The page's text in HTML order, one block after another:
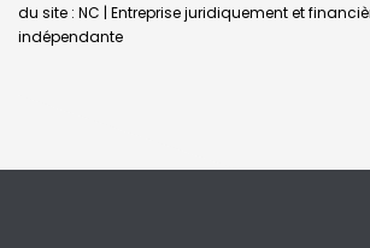
du site : NC | Entreprise juridiquement et
indépendante